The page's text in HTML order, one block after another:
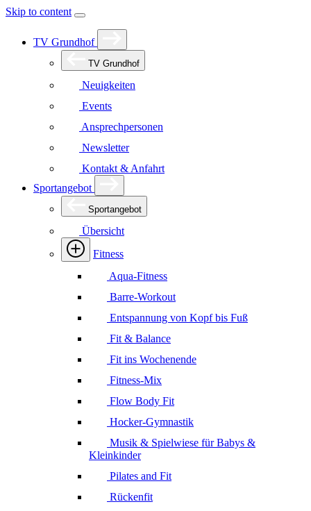
Skip to content
TV Grundhof
TV Grundhof
Neuigkeiten
Events
Ansprechpersonen
Newsletter
Kontakt & Anfahrt
Sportangebot
Sportangebot
Übersicht
Fitness
Aqua-Fitness
Barre-Workout
Entspannung von Kopf bis Fuß
Fit & Balance
Fit ins Wochenende
Fitness-Mix
Flow Body Fit
Hocker-Gymnastik
Musik & Spielwiese für Babys &
Kleinkinder
Pilates and Fit
Rückenfit